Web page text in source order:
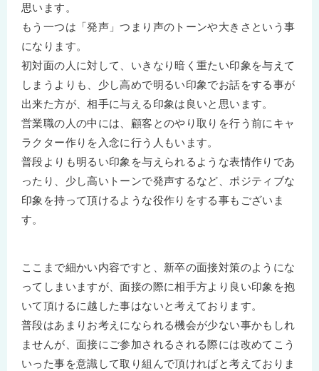
思います。
もう一つは「発声」つまり声のトーンや大きさという事
になります。
初対面の人に対して、いきなり暗く重たい印象を与えて
しまうよりも、少し高めで明るい印象でお話をする事が
出来た方が、相手に与える印象は良いと思います。
営業職の人の中には、顧客とのやり取りを行う前にキャ
ラクター作りを入念に行う人もいます。
普段よりも明るい印象を与えられるような表情作りであ
ったり、少し高いトーンで発声するなど、ポジティブな
印象を持って頂けるような役作りをする事もございま
す。
ここまで細かい内容ですと、新卒の面接対策のようにな
ってしまいますが、面接の際に相手方より良い印象を抱
いて頂けるに越した事はないと考えております。
普段はあまりお考えになられる機会が少ない事かもしれ
ませんが、面接にご参加されるされる際には改めてこう
いった事を意識して取り組んで頂ければと考えておりま